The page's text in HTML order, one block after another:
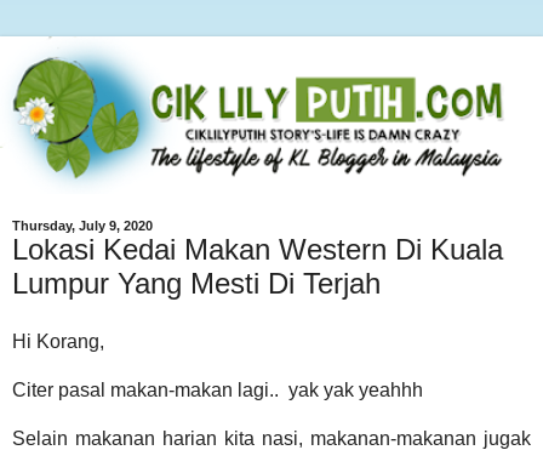
Thursday, July 9, 2020
Lokasi Kedai Makan Western Di Kuala
Lumpur Yang Mesti Di Terjah
Hi Korang,
Citer pasal makan-makan lagi.. yak yak yeahhh
Selain makanan harian kita nasi, makanan-makanan jugak